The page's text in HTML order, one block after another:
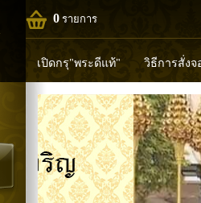
0 รายการ
เปิดกรุ"พระดีแท้" วิธีการสั่งจ
หลวงพ่อทวด หลวงปู่ทิม
พระพุทธวิริยากร